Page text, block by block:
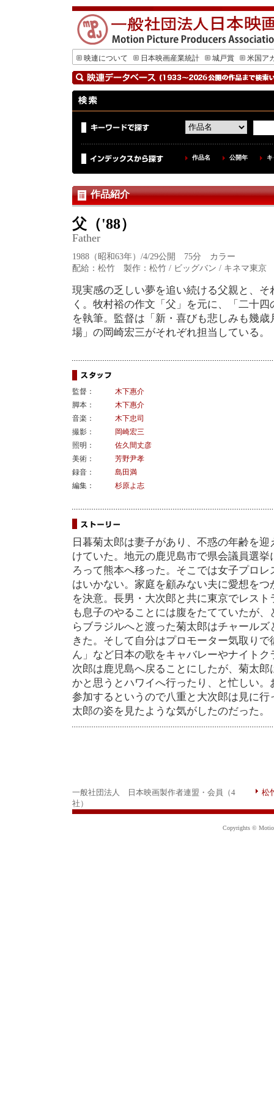
映連について 日本映画産業統計 城戸賞 米国ア
作品名 公開年
作品紹介
父（'88）
Father
1988（昭和63年）/4/29公開 75分 カラー
配給：松竹 製作：松竹 / ビッグバン / キネマ東京
現実感の乏しい夢を追い続ける父親と、
く。牧村裕の作文「父」を元に、「二十
を執筆。監督は「新・喜びも悲しみも幾
場」の岡崎宏三がそれぞれ担当している。
監督：
木下惠介
脚本：
木下惠介
音楽：
木下忠司
撮影：
岡崎宏三
照明：
佐久間丈彦
美術：
芳野尹孝
録音：
島田満
編集：
杉原よ志
日暮菊太郎は妻子があり、不惑の年齢を
けていた。地元の鹿児島市で県会議員選
ろって熊本へ移った。そこでは女子プロ
はいかない。家庭を顧みない夫に愛想を
を決意。長男・大次郎と共に東京でレス
も息子のやることには腹をたてていたが
らブラジルへと渡った菊太郎はチャール
きた。そして自分はプロモーター気取り
ん」など日本の歌をキャバレーやナイト
次郎は鹿児島へ戻ることにしたが、菊太
かと思うとハワイへ行ったり、と忙しい
参加するというので八重と大次郎は見に
太郎の姿を見たような気がしたのだった。
一般社団法人 日本映画製作者連盟・会員（4
社）
松
Copyrights ©